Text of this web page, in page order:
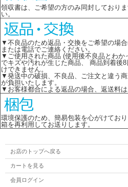
領収書は、ご希望の方のみ同封しており
い。
▼不良品のため返品・交換をご希望の場
または電話でご連絡ください。
▼ご使用された商品 (使用後不良品とわ
でキズや汚れが生じた商品、 商品到着後
けできません。
▼発送中の破損、不良品、ご注文と違う
が負担いたします。
▼お客様都合による返品の場合、返送料は
環境保護のため、簡易包装を心がけてお
箱を再利用してお送りします。
お店のトップへ戻る
カートを見る
会員ログイン